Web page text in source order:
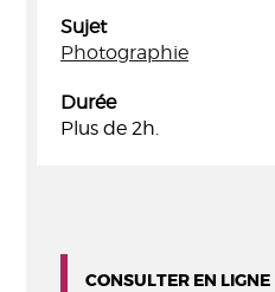
Sujet
Photographie
Durée
Plus de 2h.
CONSULTER EN LIGNE